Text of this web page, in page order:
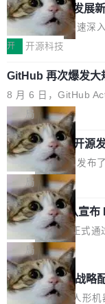
高了。全域营销服务
度,案例厚度、全域覆
或造假。问题是，作
看起来最令人兴奋的
度宣传的。」 这才是
都有问题，是最吸引
他引用的帖子来自
026 的读者：「看了
的早期工程师之一，
工作过。近日他在 X
认为现代 AI 领域最重
理由很具体。FA 系列
认为最重要的一个——
驱动你去学 CuTe，
er++ 优化所淹没，足
键的是 FA2 的持久性
共商智能硬件发展
硬件开发者日杭州
随着万物智联加速深
单点设备迈向智能化
鸿蒙通过统一技术底
型智能设备的开发、
也为产业链企业探索
的空间。 8月14日，
（OHDD：
r Day）将在杭州启航
链企业和开发者，邀
问，围绕开源鸿蒙技
配、功耗与稳定性调
等内容展开系统讲解
步了解开源鸿蒙在智能
开 开源科技
GitHub 再次爆发大
8 月 6 日，GitHub
模服务降级，Actions
webhook 停发，连自
障无法工作。Pages
opilot coding agent
恢复，大约 12 小时
起事故，其中四起与
Hub 员工 kdaigle 在
据：2025 年全年 10
2.75 亿次，全年预计
局
Prime Agent 开源
进的编程 Agent，
专家基线
Prime Intellect 发布
的编程 Agent
象：Recursive
ontinual Harness。
上，Prime Agent +
5% RHAE Best@1，
家基线 95.4%。 不是
器 Prime Agent 的架
agent 有本质区别。
局
Rust 项目团队宣布
止，但你要承认哪
Rust 语言项目正式
覆盖 rust-lang/rust
是项目级别的官方立
但它可能是主流开源
细致的一份规则。 政
局
宇树科技 IPO 战略
ek 获配 93.3 万股
8月6日晚间，“人形